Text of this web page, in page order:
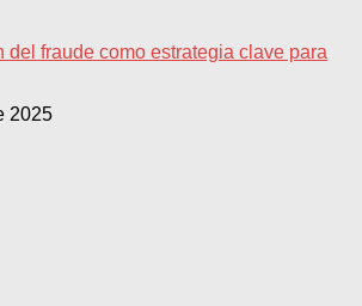
del fraude como estrategia clave para
2025